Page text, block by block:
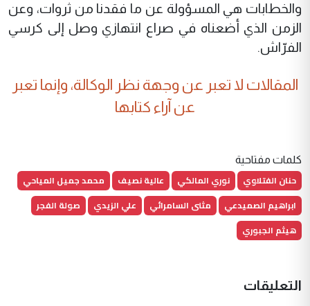
والخطابات هي المسؤولة عن ما فقدنا من ثروات، وعن
الزمن الذي أضعناه في صراع انتهازي وصل إلى كرسي
الفرّاش.
المقالات لا تعبر عن وجهة نظر الوكالة، وإنما تعبر
عن آراء كتابها
كلمات مفتاحية
حنان الفتلاوي نوري المالكي عالية نصيف
محمد جميل المياحي
ابراهيم الصميدعي
مثنى السامرائي علي الزيدي
صولة الفجر
هيثم الجبوري
التعليقات